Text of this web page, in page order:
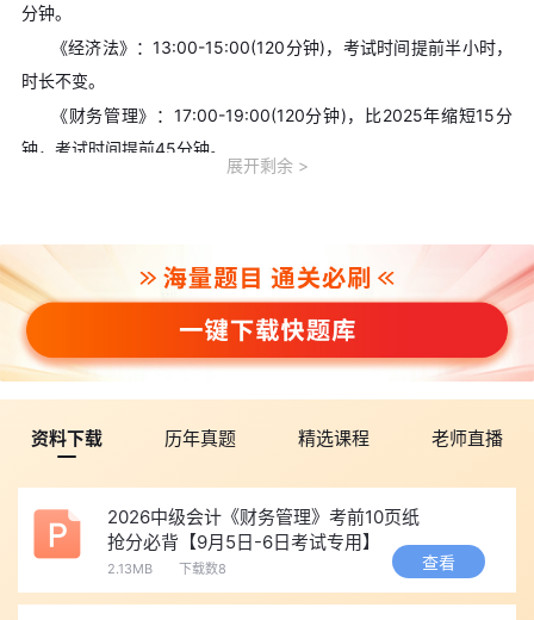
分钟。
《经济法》：13:00-15:00(120分钟)，考试时间提前半小时，
时长不变。
《财务管理》：17:00-19:00(120分钟)，比2025年缩短15分
钟，考试时间提前45分钟。
年中级会计职称新手第一课
，能够帮你理清备考思路，轻松备考26
年中级会计考试。
为了帮助考生顺利报考和备考2026年中级会计考试，我们为大
级会计考生专用备考资料包
以上就是小编为大家整理的关于“2026年河北中级会计成绩查
询时间：10月30日”相关内容，点击文末
【免费下载】版块，即可
下载中级会计历年真题、高频考点、思维导图等众多精华资料。
展开剩余
资料下载 历年真题 精选课程 老师直播
2026中级会计《财务管理》考前10页纸
抢分必背【9月5日-6日考试专用】
2.13MB 下载数8 查看